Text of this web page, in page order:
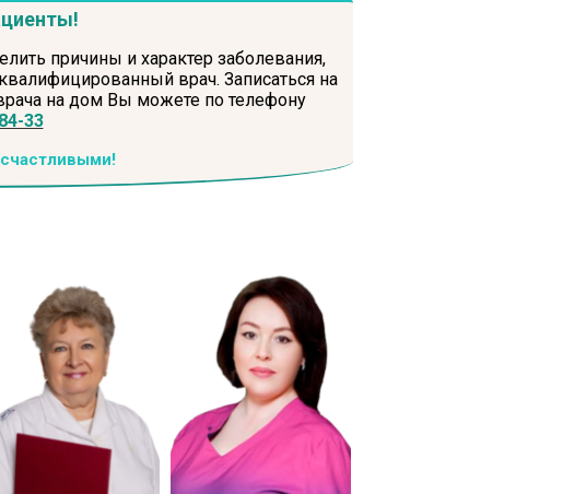
причины и характер заболевания,
врач. Записаться на
на дом Вы можете по телефону
33